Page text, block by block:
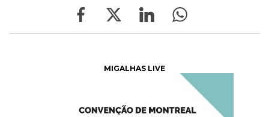
MIGALHAS LIVE